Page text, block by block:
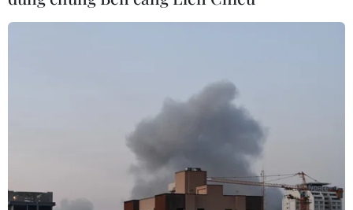
Phiên tòa được xét xử theo hình thức trực tuyến với điểm
cầu trung tâm tại Toà án nhân dân tỉnh Hưng Yên và
điểm cầu thành phần tại Tòa án nhân dân tỉnh Điện